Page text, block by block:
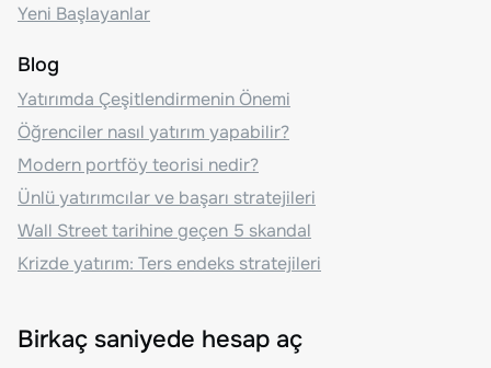
Yeni Başlayanlar
Blog
Yatırımda Çeşitlendirmenin Önemi
Öğrenciler nasıl yatırım yapabilir?
Modern portföy teorisi nedir?
Ünlü yatırımcılar ve başarı stratejileri
Wall Street tarihine geçen 5 skandal
Krizde yatırım: Ters endeks stratejileri
Birkaç saniyede hesap aç